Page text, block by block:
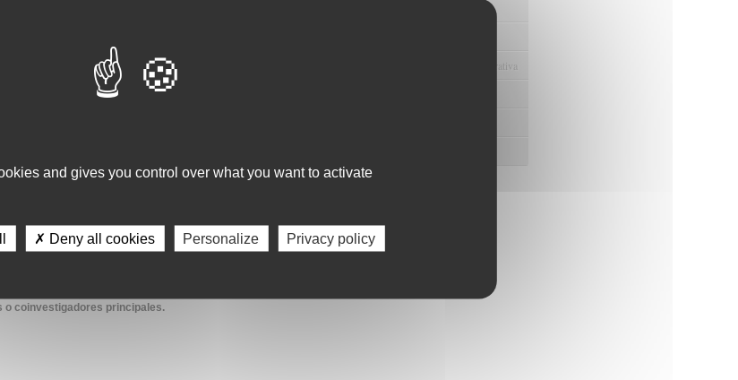
no logra capturar las formas moleculares relevantes
(
Tau Proteoform Characterization
son relevantes para el Párkinson, abordando la
tau en la enfermedad de Parkinson.
deben presentar solicitudes por separado.
básico o clínicos, vinculados a:
organizaciones públicas o privadas con ánimo de
lucro como Universidades, Hospitales o centros de
no son elegibles para postularse a
coinvestigadores principales.
Asesoramiento y Gestión Económica-Administrativa
and gives you control over what you want to activate
✗ Deny all cookies Personalize Privacy policy